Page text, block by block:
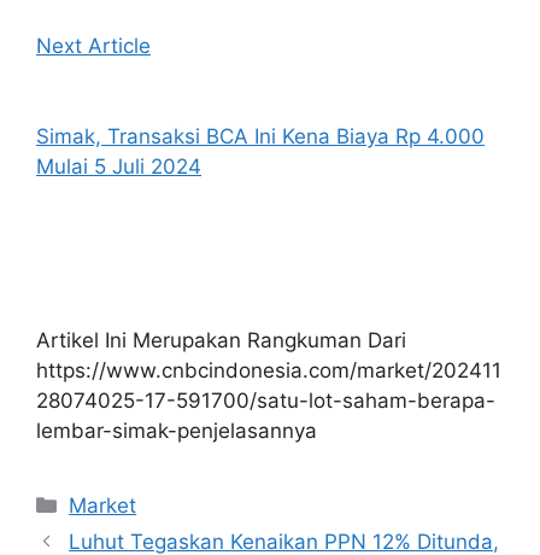
Next Article
Simak, Transaksi BCA Ini Kena Biaya Rp 4.000
Mulai 5 Juli 2024
Artikel Ini Merupakan Rangkuman Dari
https://www.cnbcindonesia.com/market/202411
28074025-17-591700/satu-lot-saham-berapa-
lembar-simak-penjelasannya
Kategori
Market
Luhut Tegaskan Kenaikan PPN 12% Ditunda,